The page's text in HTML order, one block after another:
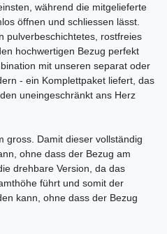
während die mitgelieferte
öffnen und schliessen lässt.
pulverbeschichtetes, rostfreies
hochwertigen Bezug perfekt
mit unseren separat oder
- ein Komplettpaket liefert, das
uneingeschränkt ans Herz
gross. Damit dieser vollständig
ohne dass der Bezug am
drehbare Version, da das
führt und somit der
kann, ohne dass der Bezug